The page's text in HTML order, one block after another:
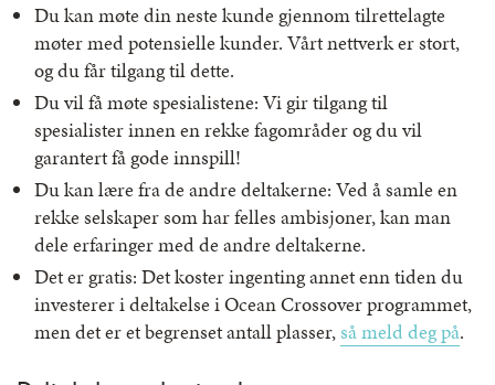
Du kan møte din neste kunde gjennom tilrettelagte
møter med potensielle kunder. Vårt nettverk er stort,
og du får tilgang til dette.
Du vil få møte spesialistene: Vi gir tilgang til
spesialister innen en rekke fagområder og du vil
garantert få gode innspill!
Du kan lære fra de andre deltakerne: Ved å samle en
rekke selskaper som har felles ambisjoner, kan man
dele erfaringer med de andre deltakerne.
Det er gratis: Det koster ingenting annet enn tiden du
investerer i deltakelse i Ocean Crossover programmet,
men det er et begrenset antall plasser,så meld deg på.